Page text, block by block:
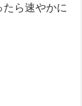
ら速やかに